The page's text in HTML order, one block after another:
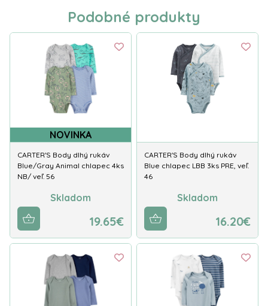
Podobné produkty
NOVINKA
CARTER'S Body dlhý rukáv
Blue/Gray Animal chlapec 4ks
NB/ veľ. 56
Skladom
19.65€
CARTER'S Body dlhý rukáv
Blue chlapec LBB 3ks PRE, veľ.
46
Skladom
16.20€